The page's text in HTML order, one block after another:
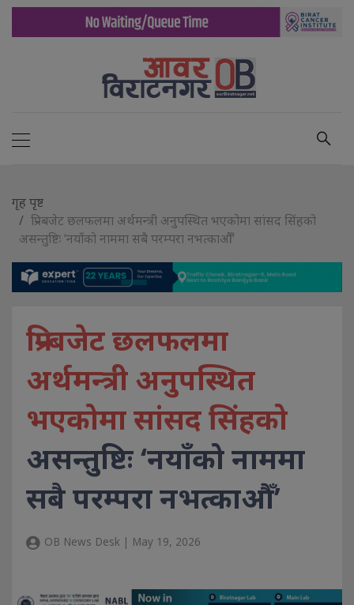
गृह पृष्ट
प्रि–बजेट छलफलमा अर्थमन्त्री अनुपस्थित भएकोमा सांसद सिंहको
असन्तुष्टिः ‘नयाँको नाममा सबै परम्परा नभत्काऔँ’
प्रि–बजेट छलफलमा
अर्थमन्त्री अनुपस्थित
भएकोमा सांसद सिंहको
असन्तुष्टिः ‘नयाँको नाममा
सबै परम्परा नभत्काऔँ’
OB News Desk | May 19, 2026